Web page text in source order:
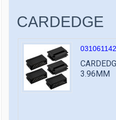
CARDEDGE
031061142
3.96MM